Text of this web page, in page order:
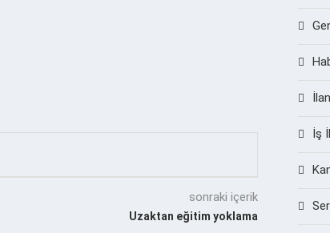
sonraki içerik
Uzaktan eğitim yoklama
İlan
İş